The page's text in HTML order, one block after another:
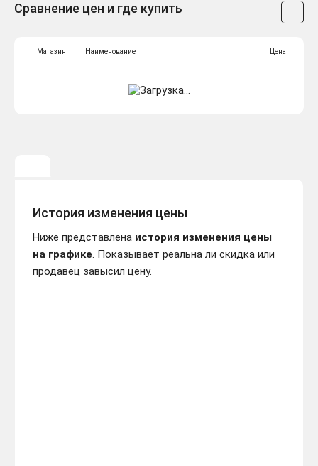
Сравнение цен и где купить
Магазин Наименование Цена
История изменения цены
Ниже представлена история изменения цены
на графике. Показывает реальна ли скидка или
продавец завысил цену.